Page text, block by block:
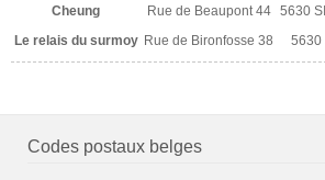
Cheung
Rue de Beaupont 44 5630
Le relais du surmoy Rue de Bironfosse 38 5630
Codes postaux belges